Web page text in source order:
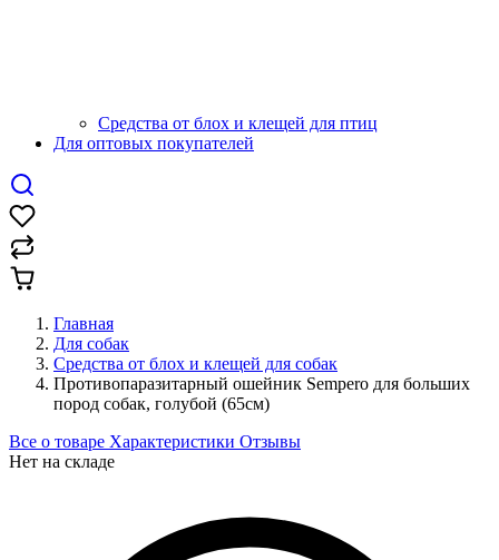
Средства от блох и клещей для птиц
Для оптовых покупателей
Главная
Для собак
Средства от блох и клещей для собак
Противопаразитарный ошейник Sempero для больших
пород собак, голубой (65см)
Все о товаре Характеристики Отзывы
Нет на складе